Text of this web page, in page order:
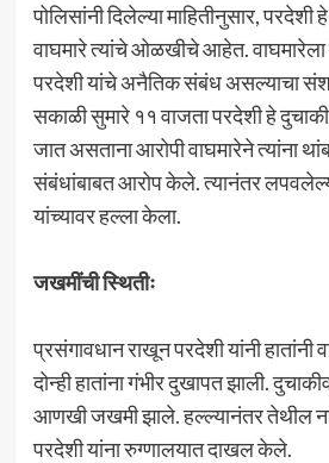
पोलिसांनी दिलेल्या माहितीनुसार,
वाघमारे त्यांचे ओळखीचे आहेत. वाघमारेला
परदेशी यांचे अनैतिक संबंध असल्याचा संशय
सकाळी सुमारे ११ वाजता परदेशी हे
जात असताना आरोपी वाघमारेने त्यांना
संबंधांबाबत आरोप केले. त्यानंतर
यांच्यावर हल्ला केला.
जखमींची स्थितीः
प्रसंगावधान राखून परदेशी यांनी हातांनी
दोन्ही हातांना गंभीर दुखापत झाली.
आणखी जखमी झाले. हल्ल्यानंतर तेथील
परदेशी यांना रुग्णालयात दाखल केले.